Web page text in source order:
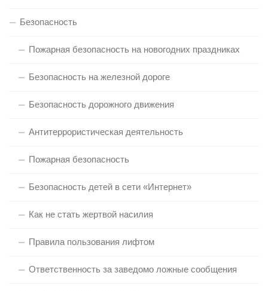
Безопасность
Пожарная безопасность на новогодних праздниках
Безопасность на железной дороге
Безопасность дорожного движения
Антитеррористическая деятельность
Пожарная безопасность
Безопасность детей в сети «Интернет»
Как не стать жертвой насилия
Правила пользования лифтом
Ответственность за заведомо ложные сообщения